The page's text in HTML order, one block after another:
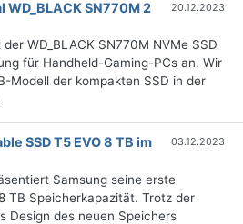
WD_BLACK SN770M 2
20.12.2023
WD_BLACK SN770M NVMe SSD
für Handheld-Gaming-PCs an. Wir
Modell der kompakten SSD in der
SSD T5 EVO 8 TB im
03.12.2023
Samsung seine erste
TB Speicherkapazität. Trotz der
Design des neuen Speichers